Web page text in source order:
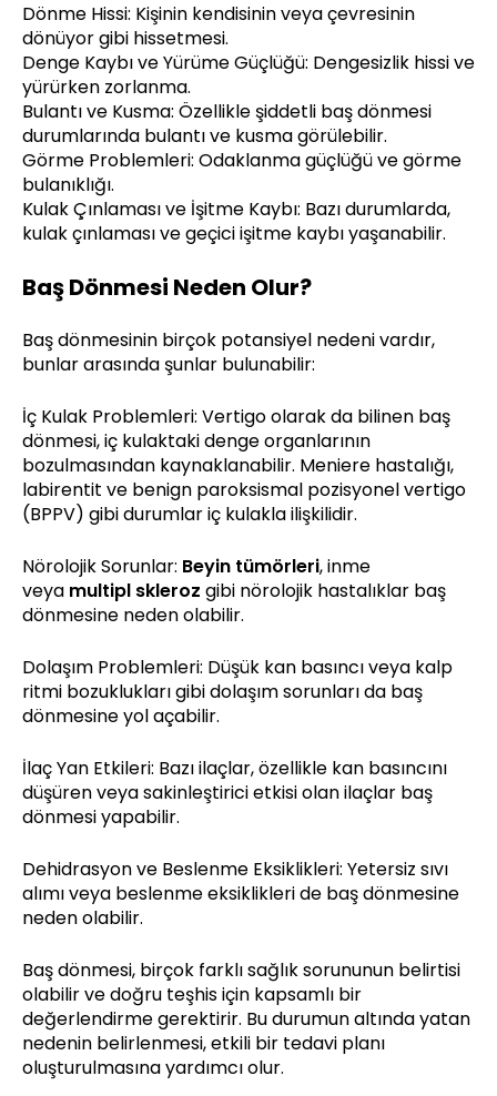
Dönme Hissi: Kişinin kendisinin veya çevresinin
dönüyor gibi hissetmesi.
Denge Kaybı ve Yürüme Güçlüğü: Dengesizlik hissi ve
yürürken zorlanma.
Bulantı ve Kusma: Özellikle şiddetli baş dönmesi
durumlarında bulantı ve kusma görülebilir.
Görme Problemleri: Odaklanma güçlüğü ve görme
bulanıklığı.
Kulak Çınlaması ve İşitme Kaybı: Bazı durumlarda,
kulak çınlaması ve geçici işitme kaybı yaşanabilir.
Baş Dönmesi Neden Olur?
Baş dönmesinin birçok potansiyel nedeni vardır,
bunlar arasında şunlar bulunabilir:
İç Kulak Problemleri: Vertigo olarak da bilinen baş
dönmesi, iç kulaktaki denge organlarının
bozulmasından kaynaklanabilir. Meniere hastalığı,
labirentit ve benign paroksismal pozisyonel vertigo
(BPPV) gibi durumlar iç kulakla ilişkilidir.
Nörolojik Sorunlar: Beyin tümörleri, inme
veya multipl skleroz gibi nörolojik hastalıklar baş
dönmesine neden olabilir.
Dolaşım Problemleri: Düşük kan basıncı veya kalp
ritmi bozuklukları gibi dolaşım sorunları da baş
dönmesine yol açabilir.
İlaç Yan Etkileri: Bazı ilaçlar, özellikle kan basıncını
düşüren veya sakinleştirici etkisi olan ilaçlar baş
dönmesi yapabilir.
Dehidrasyon ve Beslenme Eksiklikleri: Yetersiz sıvı
alımı veya beslenme eksiklikleri de baş dönmesine
neden olabilir.
Baş dönmesi, birçok farklı sağlık sorununun belirtisi
olabilir ve doğru teşhis için kapsamlı bir
değerlendirme gerektirir. Bu durumun altında yatan
nedenin belirlenmesi, etkili bir tedavi planı
oluşturulmasına yardımcı olur.